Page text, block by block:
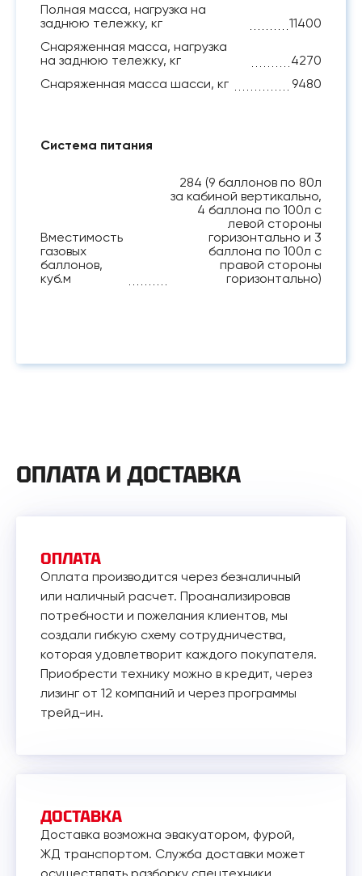
Полная масса, нагрузка на
заднюю тележку, кг
11400
Снаряженная масса, нагрузка
на заднюю тележку, кг
4270
Снаряженная масса шасси, кг
9480
Система питания
Вместимость
газовых
баллонов,
куб.м
284 (9 баллонов по 80л
за кабиной вертикально,
4 баллона по 100л с
левой стороны
горизонтально и 3
баллона по 100л с
правой стороны
горизонтально)
ОПЛАТА И ДОСТАВКА
ОПЛАТА
Оплата производится через безналичный
или наличный расчет. Проанализировав
потребности и пожелания клиентов, мы
создали гибкую схему сотрудничества,
которая удовлетворит каждого покупателя.
Приобрести технику можно в кредит, через
лизинг от 12 компаний и через программы
трейд-ин.
ДОСТАВКА
Доставка возможна эвакуатором, фурой,
ЖД транспортом. Служба доставки может
осуществлять разборку спецтехники,